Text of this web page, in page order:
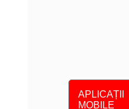
APLICAȚII
MOBILE